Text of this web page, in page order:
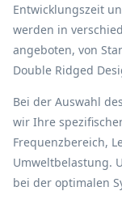
Entwicklungszeit
werden in
angeboten, von
Double Ridged
Bei der Auswahl
wir Ihre
Frequenzbereich,
Umweltbelastung.
bei der optimalen